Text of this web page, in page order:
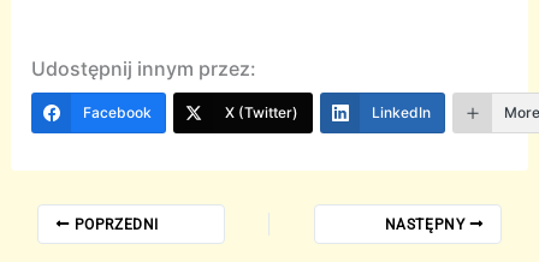
Udostępnij innym przez:
Facebook X (Twitter) LinkedIn
POPRZEDNI NASTĘPNY